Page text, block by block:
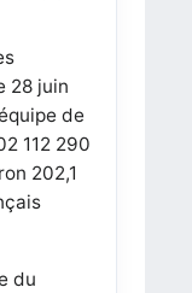
28 juin
de
112 290
202,1
du